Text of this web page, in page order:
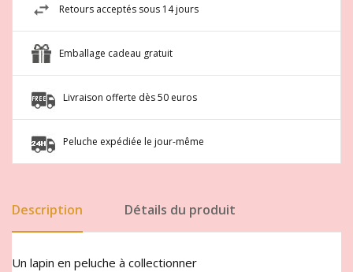
Retours acceptés sous 14 jours
Emballage cadeau gratuit
Livraison offerte dès 50 euros
Peluche expédiée le jour-même
Description Détails du produit
Un lapin en peluche à collectionner